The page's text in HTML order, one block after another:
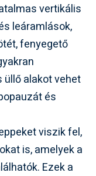
vertikális
leáramlások,
fenyegető
üllő alakot vehet
és
viszik fel,
is, amelyek a
Ezek a